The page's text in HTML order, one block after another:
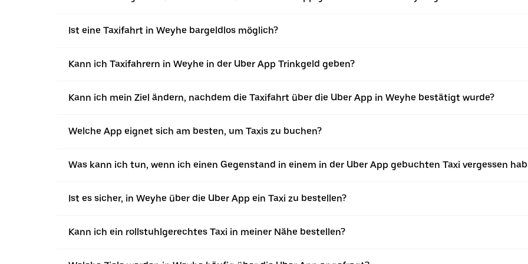
Ist eine Taxifahrt in Weyhe bargeldlos möglich?
Kann ich Taxifahrern in Weyhe in der Uber App Trinkgeld geben?
Kann ich mein Ziel ändern, nachdem die Taxifahrt über die Uber App in Weyhe bestätigt wurde?
Welche App eignet sich am besten, um Taxis zu buchen?
Was kann ich tun, wenn ich einen Gegenstand in einem in der Uber App gebuchten Taxi vergessen
Ist es sicher, in Weyhe über die Uber App ein Taxi zu bestellen?
Kann ich ein rollstuhlgerechtes Taxi in meiner Nähe bestellen?